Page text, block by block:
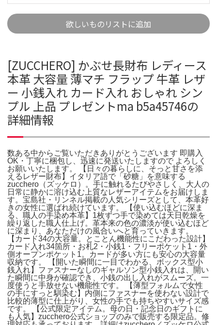
欲しいものリストに追加
[ZUCCHERO] かぶせ長財布 レディース
本革 大容量 薄マチ フラップ 牛革 レザ
ー 小銭入れ カード入れ おしゃれ シン
プル 上品 プレゼントma b5a45746の
詳細情報
数ある中からご覧いただきありがとうございます 即購入
OK・丁寧に梱包し、迅速に発送いたしますので よろしく
お願いいたします。 【日々の暮らしに、そっと甘さを添
えるレザー財布】イタリア語で「砂糖」を意味する
zucchero（ズッケロ）。手に触れるたびやさしく、大人の
日常に静かに溶け込む上質なレザーアイテムをお届けしま
す。宝島社・リンネル掲載の人気シリーズとして、本革好
きの女性に選ばれ続けています。 【使い込むほどに深ま
る、職人の手染め本革】1枚ずつ手で染めては天日乾燥を
繰り返した職人仕上げ。革本来の色の濃淡が使い込むほど
に深まり、あなただけの風合いへと育っていきます。
【カード34の大容量。とことん機能性にこだわった設計】
カード入れ34箇所・お札2・小銭1・フリーポケット1・外
側オープンポケット1。カードが多い方にも安心の大容量
収納です。 【開いた瞬間に一目でわかる、ボックス型小
銭入れ】ファスナーなしのギャルソン型小銭入れは、開い
た瞬間に中身が確認でき、小銭の出し入れがスムーズ。一
度使うと手放せない機能性です。 【薄型フォルムで女性
の手にすっと馴染む】内側にファスナーを使わない設計で
比較的薄型に仕上がり、女性の手でも持ちやすいサイズ感
です。 【公式限定アイテム。母の日・記念日のギフトに
も人気】zucchero公式ショップのみで販売する限定品。修